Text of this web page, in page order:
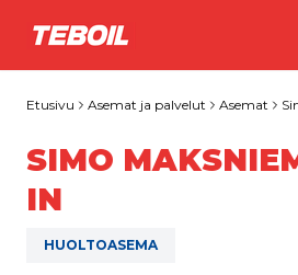
Siirry pääsisältöön
Etusivu Asemat ja palvelut Asemat
SIMO
IN
HUOLTOASEMA